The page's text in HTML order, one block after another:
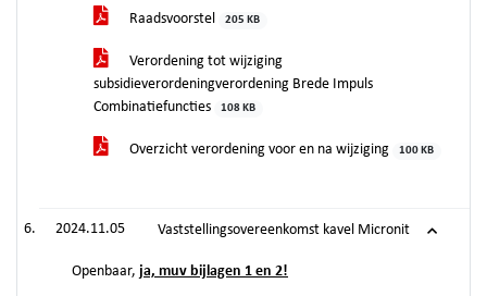
Raadsvoorstel
205 KB
Verordening tot wijziging
subsidieverordeningverordening Brede Impuls
Combinatiefuncties
108 KB
Overzicht verordening voor en na wijziging 100 KB
2024.11.05 Vaststellingsovereenkomst kavel Micronit
Openbaar, ja, muv bijlagen 1 en 2!